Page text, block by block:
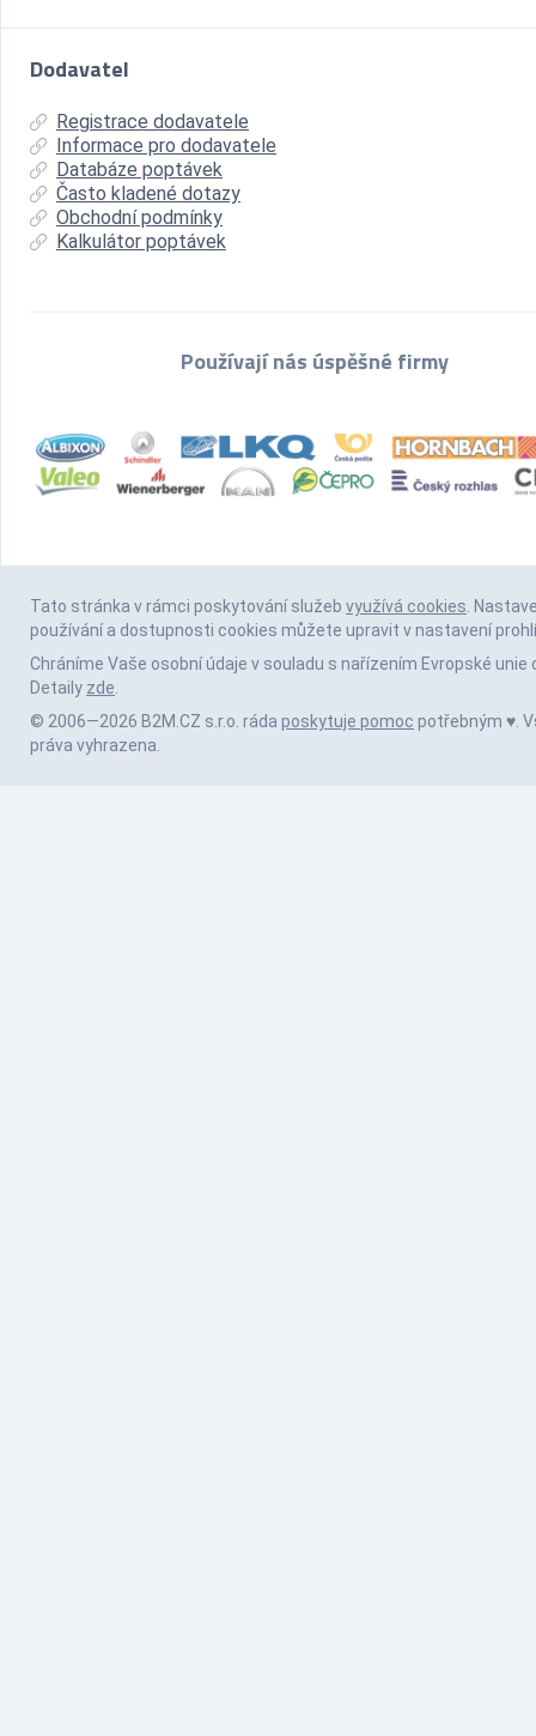
Dodavatel
Registrace dodavatele
Informace pro dodavatele
Databáze poptávek
Často kladené dotazy
Obchodní podmínky
Kalkulátor poptávek
Používají nás úspěšné firmy
Tato stránka v rámci poskytování služeb využívá cookies.
používání a dostupnosti cookies můžete upravit v nastavení
Chráníme Vaše osobní údaje v souladu s nařízením Evropské unie
Detaily zde.
© 2006—2026 B2M.CZ s.r.o. ráda poskytuje pomoc potřebným ♥️.
práva vyhrazena.